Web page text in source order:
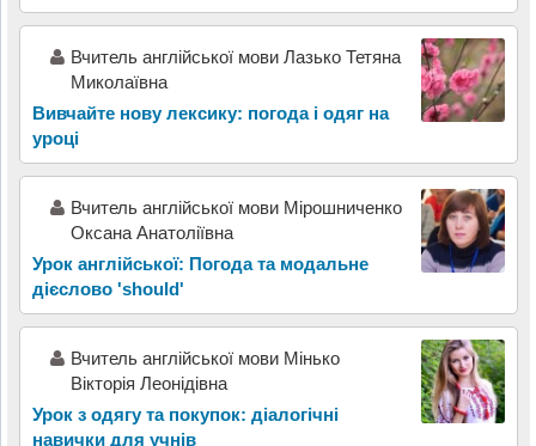
Вчитель англійської мови Лазько Тетяна
Миколаївна
Вивчайте нову лексику: погода і одяг на
уроці
Вчитель англійської мови Мірошниченко
Оксана Анатоліївна
Урок англійської: Погода та модальне
дієслово 'should'
Вчитель англійської мови Мінько
Вікторія Леонідівна
Урок з одягу та покупок: діалогічні
навички для учнів